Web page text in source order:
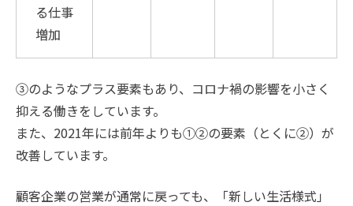
る仕事
増加
③のようなプラス要素もあり、コロナ禍の影響を小さく
抑える働きをしています。
また、2021年には前年よりも①②の要素（とくに②）が
改善しています。
顧客企業の営業が通常に戻っても、「新しい生活様式」